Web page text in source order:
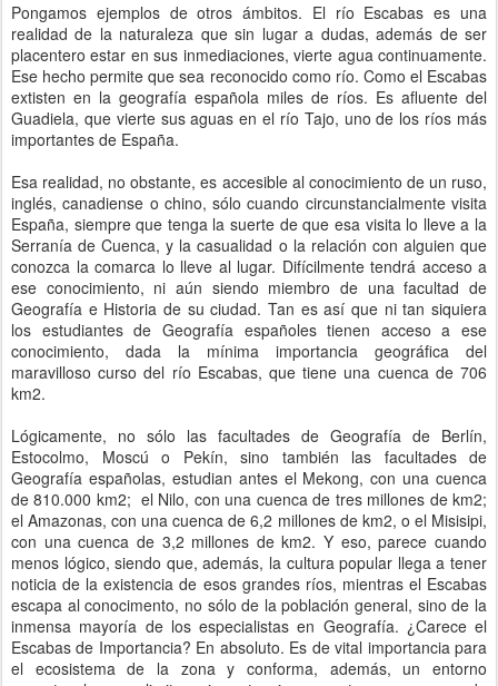
Pongamos ejemplos de otros ámbitos. El río Escabas es una
realidad de la naturaleza que sin lugar a dudas, además de ser
placentero estar en sus inmediaciones, vierte agua continuamente.
Ese hecho permite que sea reconocido como río. Como el Escabas
extisten en la geografía española miles de ríos. Es afluente del
Guadiela, que vierte sus aguas en el río Tajo, uno de los ríos más
importantes de España.
Esa realidad, no obstante, es accesible al conocimiento de un ruso,
inglés, canadiense o chino, sólo cuando circunstancialmente visita
España, siempre que tenga la suerte de que esa visita lo lleve a la
Serranía de Cuenca, y la casualidad o la relación con alguien que
conozca la comarca lo lleve al lugar. Difícilmente tendrá acceso a
ese conocimiento, ni aún siendo miembro de una facultad de
Geografía e Historia de su ciudad. Tan es así que ni tan siquiera
los estudiantes de Geografía españoles tienen acceso a ese
conocimiento, dada la mínima importancia geográfica del
maravilloso curso del río Escabas, que tiene una cuenca de 706
km2.
Lógicamente, no sólo las facultades de Geografía de Berlín,
Estocolmo, Moscú o Pekín, sino también las facultades de
Geografía españolas, estudian antes el Mekong, con una cuenca
de 810.000 km2; el Nilo, con una cuenca de tres millones de km2;
el Amazonas, con una cuenca de 6,2 millones de km2, o el Misisipi,
con una cuenca de 3,2 millones de km2. Y eso, parece cuando
menos lógico, siendo que, además, la cultura popular llega a tener
noticia de la existencia de esos grandes ríos, mientras el Escabas
escapa al conocimento, no sólo de la población general, sino de la
inmensa mayoría de los especialistas en Geografía. ¿Carece el
Escabas de Importancia? En absoluto. Es de vital importancia para
el ecosistema de la zona y conforma, además, un entorno